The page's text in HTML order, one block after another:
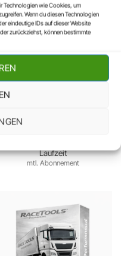
Technologien wie Cookies, um
Wenn du diesen Technologien
eindeutige IDs auf dieser Website
zurückziehst, können bestimmte
Rental Modul – MAN TGS
Laufzeit
mtl. Abonnement